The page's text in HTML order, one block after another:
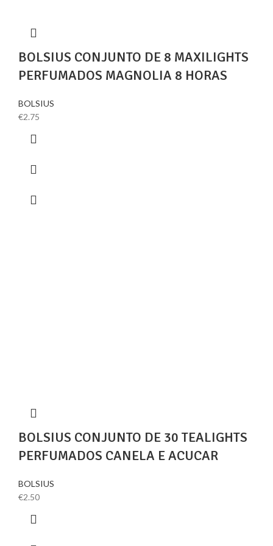
BOLSIUS CONJUNTO DE 8 MAXILIGHTS
PERFUMADOS MAGNOLIA 8 HORAS
BOLSIUS
€2.75
BOLSIUS CONJUNTO DE 30 TEALIGHTS
PERFUMADOS CANELA E ACUCAR
BOLSIUS
€2.50